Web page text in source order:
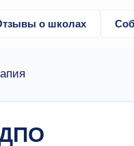
о школах